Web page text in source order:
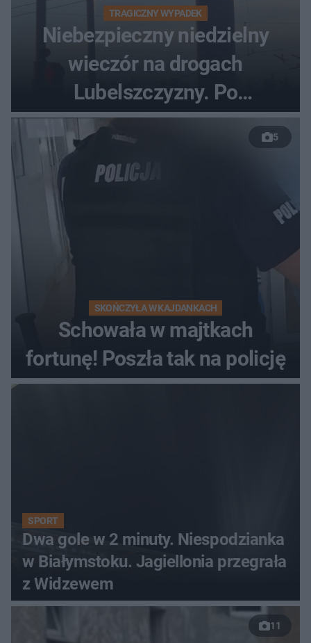
TRAGICZNY WYPADEK
Niebezpieczny niedzielny
wieczór na drogach
Lubelszczyzny. Po
nieudanym manewrze
wyprzedzania zginął
kierowca auta
5
SKOŃCZYŁA W KAJDANKACH
Schowała w majtkach
fortunę! Poszła tak na policję
SPORT
Dwa gole w 2 minuty. Niespodzianka
w Białymstoku. Jagiellonia przegrała
z Widzewem
11